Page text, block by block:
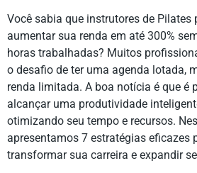
Você sabia que instrutores de Pilates
aumentar sua renda em até 300%
horas trabalhadas? Muitos
o desafio de ter uma agenda lotada,
renda limitada. A boa notícia é que é
alcançar uma produtividade
otimizando seu tempo e recursos.
apresentamos 7 estratégias eficazes
transformar sua carreira e expandir